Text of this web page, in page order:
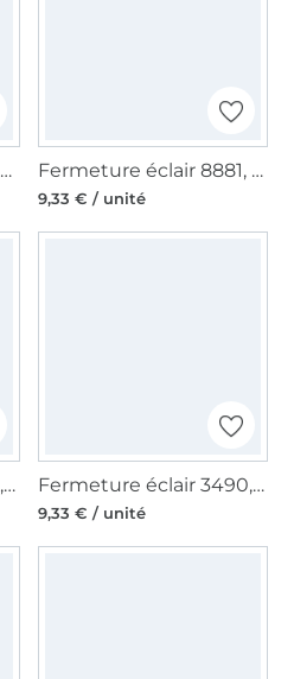
Fermeture éclair au mètre, rouge Fermeture éclair 8881, olive foncé
9,33 € / unité
Fermeture éclair 3490, beige clair Fermeture éclair 3490, gris foncé
9,33 € / unité